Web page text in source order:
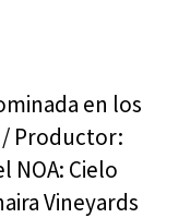
en los
/ Productor:
NOA: Cielo
Vineyards